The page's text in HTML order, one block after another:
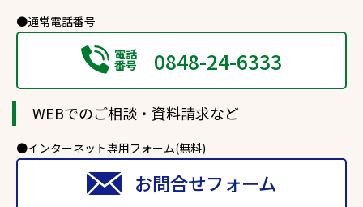
●通常電話番号
電話
番号 0848-24-6333
WEBでのご相談・資料請求など
●インターネット専用フォーム(無料)
お問合せフォーム